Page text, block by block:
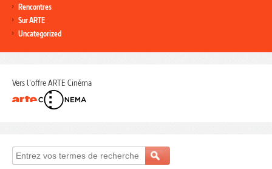
Rencontres
Sur ARTE
Uncategorized
Vers l'offre ARTE Cinéma